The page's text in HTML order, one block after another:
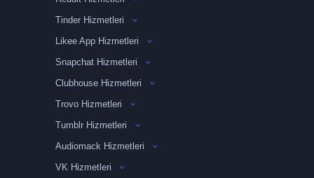
Tinder Hizmetleri
Likee App Hizmetleri
Snapchat Hizmetleri
Clubhouse Hizmetleri
Trovo Hizmetleri
Tumblr Hizmetleri
Audiomack Hizmetleri
VK Hizmetleri